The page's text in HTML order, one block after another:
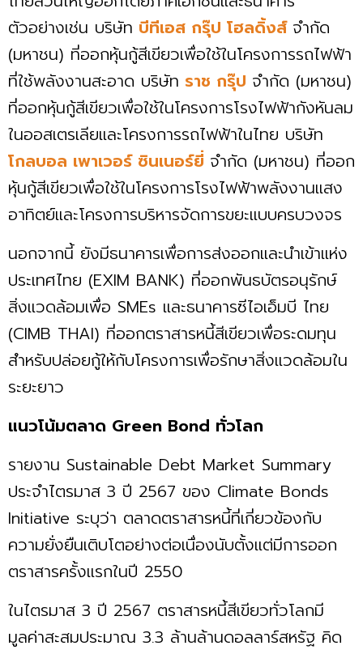
ตัวอย่างเช่น บริษัท บีทีเอส กรุ๊ป โฮลดิ้งส์ จำกัด
(มหาชน) ที่ออกหุ้นกู้สีเขียวเพื่อใช้ในโครงการรถไฟฟ้า
ที่ใช้พลังงานสะอาด บริษัท ราช กรุ๊ป จำกัด (มหาชน)
ที่ออกหุ้นกู้สีเขียวเพื่อใช้ในโครงการโรงไฟฟ้ากังหันลม
ในออสเตรเลียและโครงการรถไฟฟ้าในไทย บริษัท
โกลบอล เพาเวอร์ ซินเนอร์ยี่ จำกัด (มหาชน) ที่ออก
หุ้นกู้สีเขียวเพื่อใช้ในโครงการโรงไฟฟ้าพลังงานแสง
อาทิตย์และโครงการบริหารจัดการขยะแบบครบวงจร
นอกจากนี้ ยังมีธนาคารเพื่อการส่งออกและนำเข้าแห่ง
ประเทศไทย (EXIM BANK) ที่ออกพันธบัตรอนุรักษ์
สิ่งแวดล้อมเพื่อ SMEs และธนาคารซีไอเอ็มบี ไทย
(CIMB THAI) ที่ออกตราสารหนี้สีเขียวเพื่อระดมทุน
สำหรับปล่อยกู้ให้กับโครงการเพื่อรักษาสิ่งแวดล้อมใน
ระยะยาว
แนวโน้มตลาด Green Bond ทั่วโลก
รายงาน Sustainable Debt Market Summary
ประจำไตรมาส 3 ปี 2567 ของ Climate Bonds
Initiative ระบุว่า ตลาดตราสารหนี้ที่เกี่ยวข้องกับ
ความยั่งยืนเติบโตอย่างต่อเนื่องนับตั้งแต่มีการออก
ตราสารครั้งแรกในปี 2550
ในไตรมาส 3 ปี 2567 ตราสารหนี้สีเขียวทั่วโลกมี
มูลค่าสะสมประมาณ 3.3 ล้านล้านดอลลาร์สหรัฐ คิด